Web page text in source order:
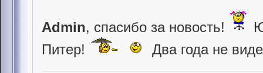
Admin, спасибо за новость!
Питер!
Два года не